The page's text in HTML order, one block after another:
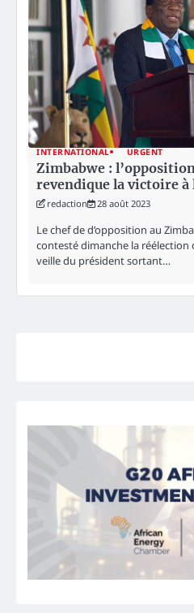
INTERNATIONAL URGENT
Zimbabwe :
revendique la victoire
redaction 28 août 2023
Le chef de d’opposition au
contesté dimanche la
veille du président sortant…